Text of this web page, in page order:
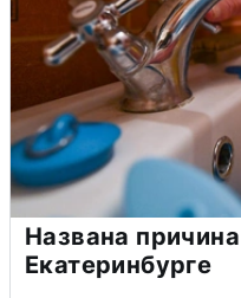
Названа
Екатеринбурге